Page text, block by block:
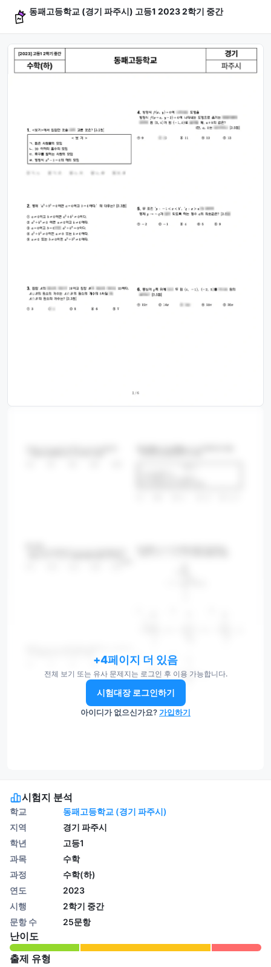
동패고등학교 (경기 파주시) 고등1 2023 2학기 중간
+4페이지 더 있음
전체 보기 또는 유사 문제지는 로그인 후 이용 가능합니다.
시험대장 로그인하기
아이디가 없으신가요?가입하기
시험지 분석
학교
동패고등학교 (경기 파주시)
지역
경기 파주시
학년
고등1
과목
수학
과정
수학(하)
연도
2023
시행
2학기 중간
문항 수
25문항
난이도
출제 유형